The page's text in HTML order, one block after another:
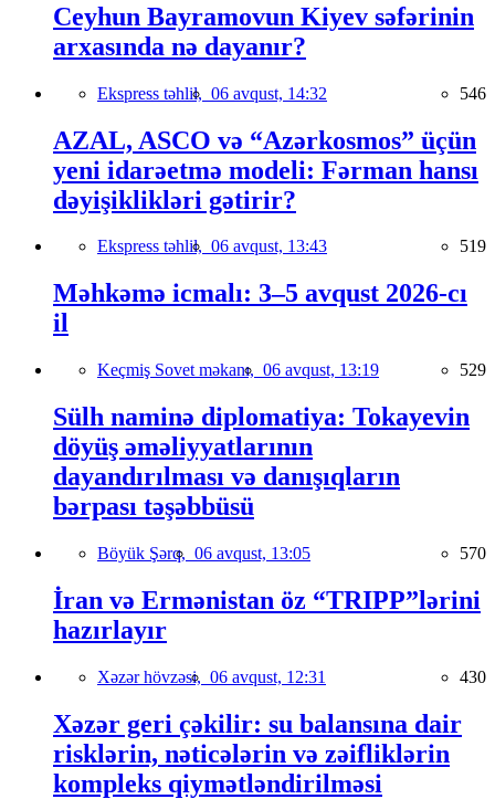
Ceyhun Bayramovun Kiyev səfərinin
arxasında nə dayanır?
Ekspress təhlil, 06 avqust, 14:32 546
AZAL, ASCO və “Azərkosmos” üçün
yeni idarəetmə modeli: Fərman hansı
dəyişiklikləri gətirir?
Ekspress təhlil, 06 avqust, 13:43 519
Məhkəmə icmalı: 3–5 avqust 2026-cı
il
Keçmiş Sovet məkanı, 06 avqust, 13:19 529
Sülh naminə diplomatiya: Tokayevin
döyüş əməliyyatlarının
dayandırılması və danışıqların
bərpası təşəbbüsü
Böyük Şərq, 06 avqust, 13:05 570
İran və Ermənistan öz “TRIPP”lərini
hazırlayır
Xəzər hövzəsi, 06 avqust, 12:31 430
Xəzər geri çəkilir: su balansına dair
risklərin, nəticələrin və zəifliklərin
kompleks qiymətləndirilməsi